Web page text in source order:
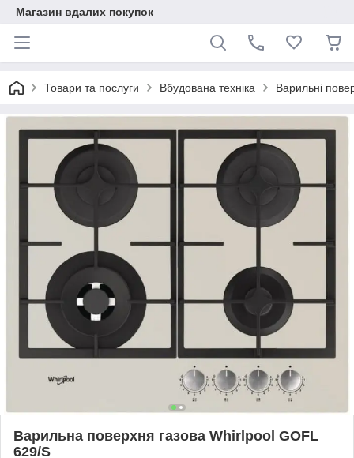
Магазин вдалих покупок
Товари та послуги Вбудована техніка Варильні
Варильна поверхня газова Whirlpool GOFL
629/S